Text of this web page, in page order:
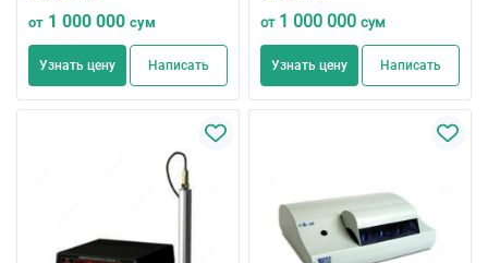
от 1 000 000 сум
Узнать цену Написать
от1 000 000 сум
Узнать цену Написать